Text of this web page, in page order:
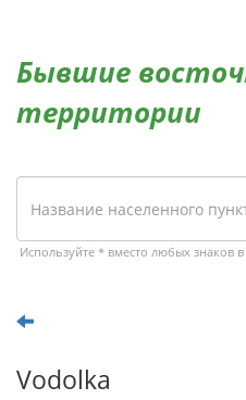
Бывшие
территории
Используйте * вместо любых знаков
Vodolka